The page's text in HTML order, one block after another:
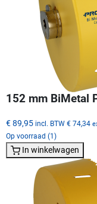
152 mm BiMetal
€ 89,95 incl. BTW € 74,34
Op voorraad (1)
In winkelwagen